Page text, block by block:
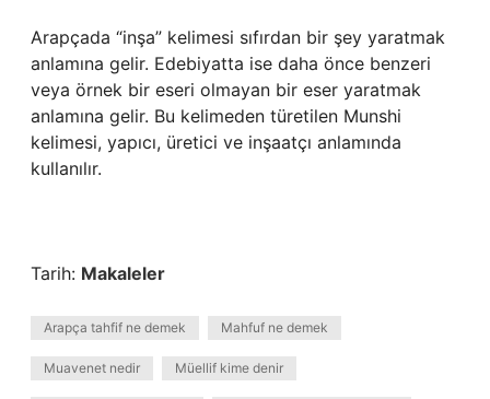
Arapçada “inşa” kelimesi sıfırdan bir şey yaratmak
anlamına gelir. Edebiyatta ise daha önce benzeri
veya örnek bir eseri olmayan bir eser yaratmak
anlamına gelir. Bu kelimeden türetilen Munshi
kelimesi, yapıcı, üretici ve inşaatçı anlamında
kullanılır.
Tarih: Makaleler
Arapça tahfif ne demek Mahfuf ne demek
Muavenet nedir Müellif kime denir